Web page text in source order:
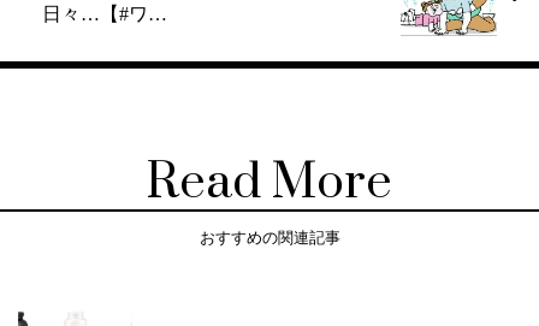
日々…【#ワ…
Read More
おすすめの関連記事